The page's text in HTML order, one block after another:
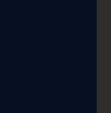
sinulle